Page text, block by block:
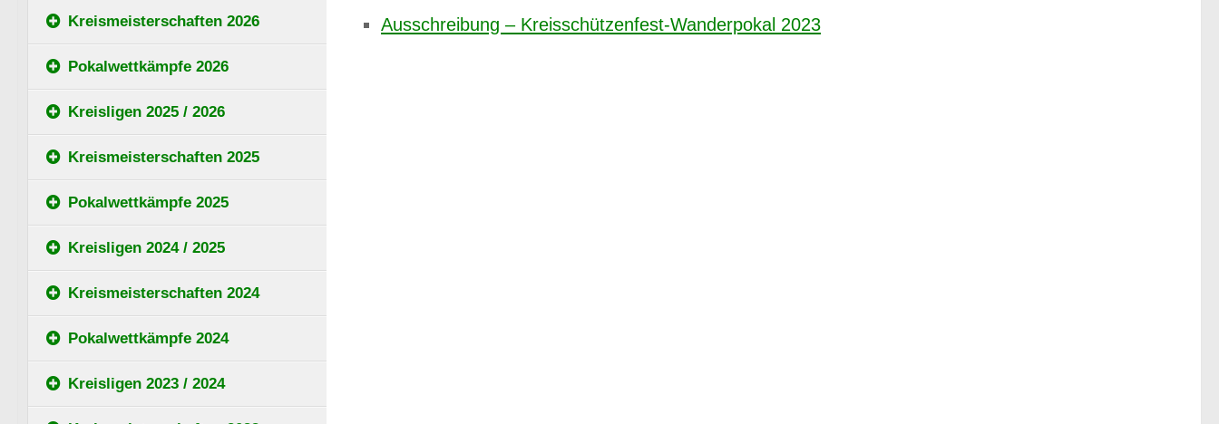
Ausschreibung – Kreisschützenfest-Wanderpokal 2023
Kreismeisterschaften 2026
Pokalwettkämpfe 2026
Kreisligen 2025 / 2026
Kreismeisterschaften 2025
Pokalwettkämpfe 2025
Kreisligen 2024 / 2025
Kreismeisterschaften 2024
Pokalwettkämpfe 2024
Kreisligen 2023 / 2024